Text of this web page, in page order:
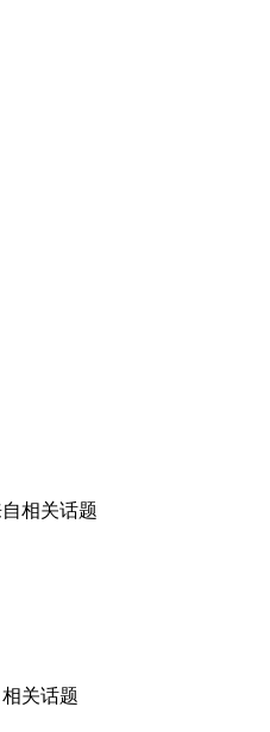
自相关话题
相关话题